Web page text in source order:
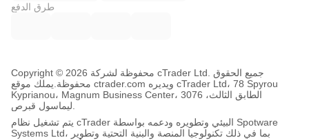
طرق الدفع
Copyright © محفوظة لشركة 2026 cTrader Ltd. جميع الحقوق
محفوظة. يملك موقع ctrader.com ويديره cTrader Ltd، 78 Spyrou
Kyprianou، Magnum Business Center، الطابق الثالث، 3076
يتم تشغيل نظام cTrader البيئي وتطويره ودعمه بواسطة Spotware
Systems Ltd، بما في ذلك تكنولوجيا المنصة والبنية التحتية وتطوير